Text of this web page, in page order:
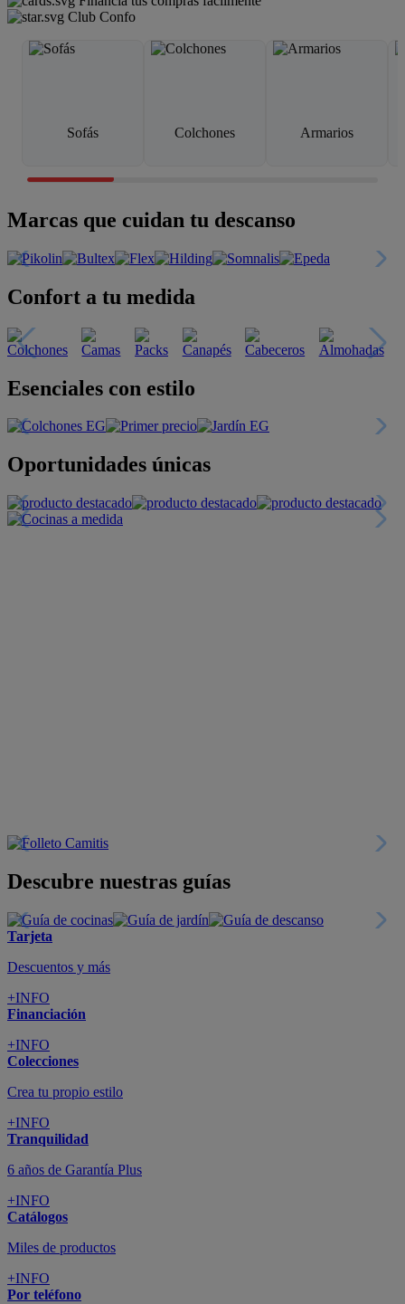
Club Confo
Sofás Colchones Armarios
Marcas que cuidan tu descanso
Confort a tu medida
Esenciales con estilo
Oportunidades únicas
Descubre nuestras guías
Tarjeta
Descuentos y más
+INFO
Financiación
+INFO
Colecciones
Crea tu propio estilo
+INFO
Tranquilidad
6 años de Garantía Plus
+INFO
Catálogos
Miles de productos
+INFO
Por teléfono